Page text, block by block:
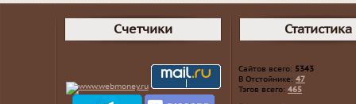
Счетчики Статистика
Сайтов всего: 5343
В Отстойнике: 47
Тэгов всего: 465